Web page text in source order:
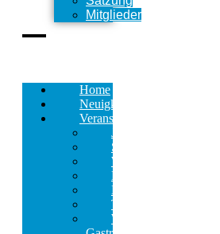
Mitglieder
Home
Neuigkeiten
Veranstaltungen
Jahresprogramm
Stadtrundfahrten
Wanderungen
FamilienWetter
Neujahrskonzert
TheaterAbo
Wetteraner